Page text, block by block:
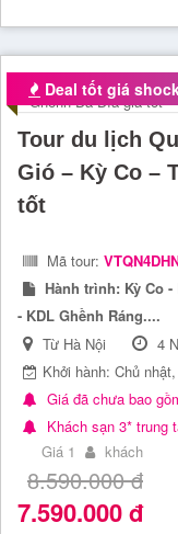
Deal tốt giá
Tour du lịch
Gió – Kỳ Co –
tốt
Mã tour:
Hành trình: Kỳ Co
- KDL Ghềnh Ráng....
Từ Hà Nội
4
Khởi hành: Chủ
Giá đã chưa bao
Khách sạn 3* trung
Giá 1
khách
8.590.000đ
7.590.000đ